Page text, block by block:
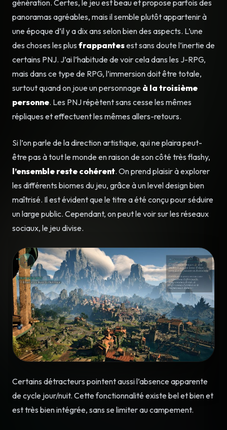
génération. Certes, le jeu est beau et propose parfois des
panoramas agréables, mais il semble plutôt appartenir à
une époque d’il y a dix ans selon bien des aspects. L’une
des choses les plus frappantesest sans doute l’inertie de
certains PNJ. J’ai l’habitude de voir cela dans les J-RPG,
mais dans ce type de RPG, l’immersion doit être totale,
surtout quand on joue un personnage à la troisième
personne. Les PNJ répètent sans cesse les mêmes
répliques et effectuent les mêmes allers-retours.
Si l’on parle de la direction artistique, qui ne plaira peut-
être pas à tout le monde en raison de son côté très flashy,
l’ensemble reste cohérent. On prend plaisir à explorer
les différents biomes du jeu, grâce à un level design bien
maîtrisé. Il est évident que le titre a été conçu pour séduire
un large public. Cependant, on peut le voir sur les réseaux
sociaux, le jeu divise.
Certains détracteurs pointent aussi l’absence apparente
de cycle jour/nuit. Cette fonctionnalité existe bel et bien et
est très bien intégrée, sans se limiter au campement.